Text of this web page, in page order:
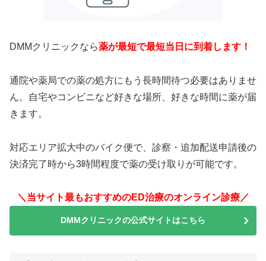
DMMクリニックなら薬が最短で最短当日に到着します！
通院や薬局での薬の処方にもう長時間待つ必要はありませ
ん。自宅やコンビニなど好きな場所、好きな時間に薬が届
きます。
対応エリア拡大中のバイク便で、診察・追加配送申請後の
決済完了時から3時間程度で薬の受け取りが可能です。
＼当サイト最もおすすめのED治療のオンライン診療／
DMMクリニックの公式サイトはこちら